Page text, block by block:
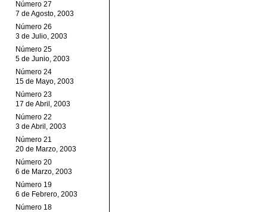
Número 27
7 de Agosto, 2003
Número 26
3 de Julio, 2003
Número 25
5 de Junio, 2003
Número 24
15 de Mayo, 2003
Número 23
17 de Abril, 2003
Número 22
3 de Abril, 2003
Número 21
20 de Marzo, 2003
Número 20
6 de Marzo, 2003
Número 19
6 de Febrero, 2003
Número 18